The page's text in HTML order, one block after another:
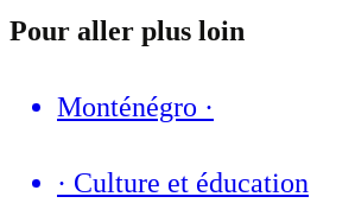
Pour aller plus loin
Monténégro ·
· Culture et éducation